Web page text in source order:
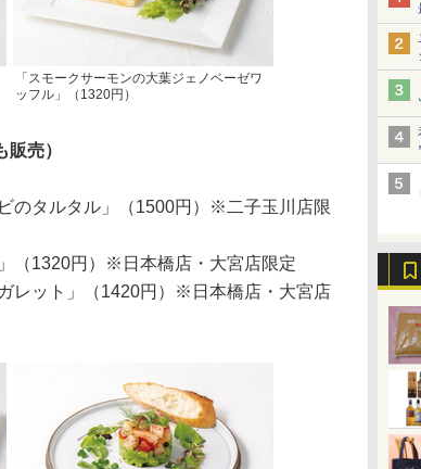
「スモークサーモンの大葉ジェノベーゼワ
ッフル」（1320円）
売）
のタルタル」（1500円）※二子玉川店限
（1320円）※日本橋店・大宮店限定
レット」（1420円）※日本橋店・大宮店